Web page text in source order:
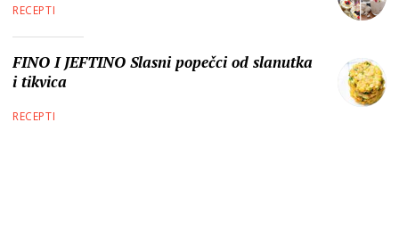
RECEPTI
FINO I JEFTINO Slasni popečci od slanutka
i tikvica
RECEPTI